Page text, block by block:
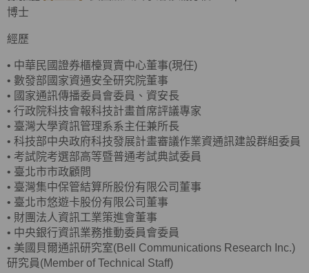
博士
經歷
• 中華民國證券櫃檯買賣中心董事(現任)
• 數發部國家資通安全研究院董事
• 國家通訊傳播委員會委員、資安長
• 行政院科技會報科技計畫首席評議專家
• 臺灣大學資訊管理系系主任兼所長
• 科技部中央政府科技發展計畫審議作業資通訊建設群組委員
• 考試院考選部高等暨普通考試典試委員
• 臺北市市政顧問
• 臺灣集中保管結算所股份有限公司董事
• 臺北市悠遊卡股份有限公司董事
• 財團法人資訊工業策進會董事
• 中央銀行資訊業務推動委員會委員
• 美國貝爾通訊研究室(Bell Communications Research Inc.)
研究員(Member of Technical Staff)